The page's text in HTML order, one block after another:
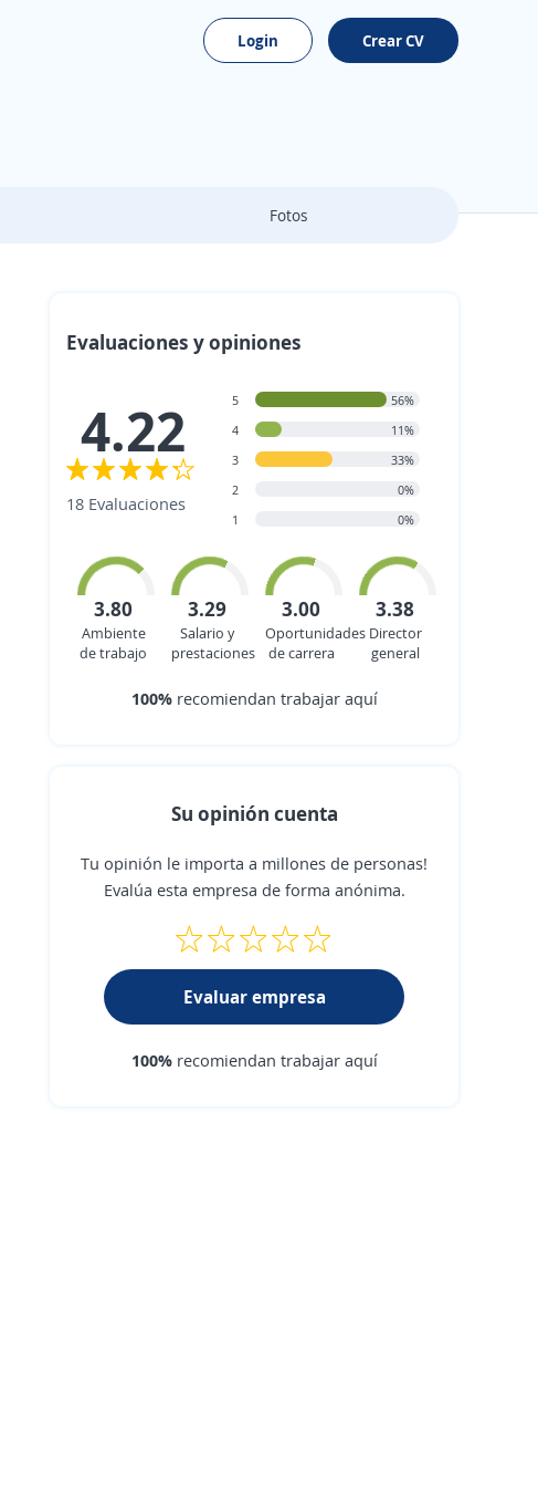
Login Crear CV
Fotos
Evaluaciones y opiniones
4.22
18 Evaluaciones
5
56%
4
11%
3
33%
2
0%
1
0%
3.80
Ambiente
de trabajo
3.29
Salario y
prestaciones
3.00
Oportunidades
de carrera
3.38
Director
general
100%recomiendan trabajar aquí
Su opinión cuenta
Tu opinión le importa a millones de personas!
Evalúa esta empresa de forma anónima.
Evaluar empresa
100%recomiendan trabajar aquí